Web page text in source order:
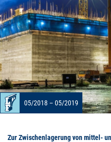
Zur Zwischenlagerung von mittel-
05/2018 – 05/2019